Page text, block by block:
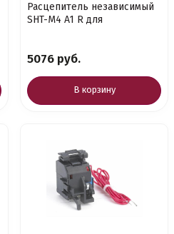
Расцепитель независимый
SHT-M4 A1 R для
5076 руб.
В корзину